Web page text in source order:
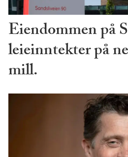
Eiendommen på
leieinntekter på
mill.